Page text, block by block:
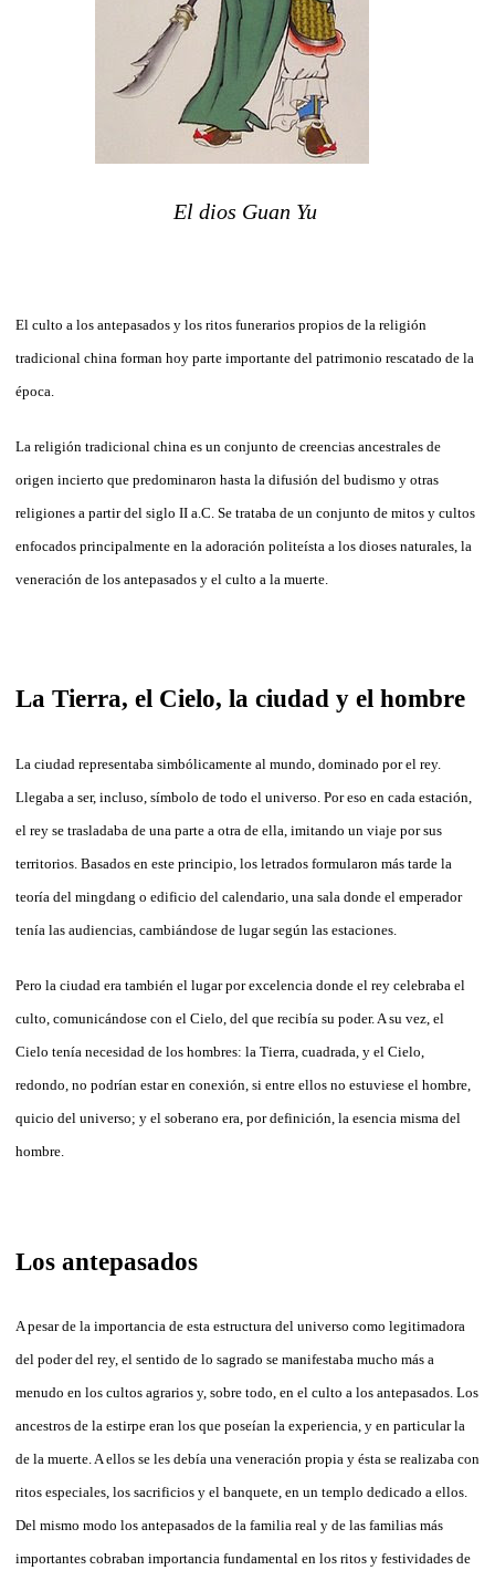
El dios Guan Yu
El culto a los antepasados y los ritos funerarios propios de la religión
tradicional china forman hoy parte importante del patrimonio rescatado de la
época.
La religión tradicional china es un conjunto de creencias ancestrales de
origen incierto que predominaron hasta la difusión del budismo y otras
religiones a partirdel siglo II a.C. Se trataba de un conjunto de mitos y cultos
enfocados principalmente en la adoración politeísta a los dioses naturales, la
veneración de los antepasados y el culto a la muerte.
La Tierra, el Cielo, la ciudad y el hombre
La ciudad representaba simbólicamente al mundo, dominado por el rey.
Llegaba a ser, incluso, símbolo de todo el universo. Por eso en cada estación,
el rey se trasladaba de una parte a otra de ella , imitando un viaje por sus
territorios. Basados en este principio, los letrados formularon más tarde la
teoría del mingdang o edificio del calendario, una sala donde el emperador
tenía las audiencias, cambiándose de lugar según las estaciones.
Pero la ciudad era también el lugar por excelencia donde el rey celebraba el
culto, comunicándose con el Cielo, del que recibía su poder. A su vez, el
Cielo tenía necesidad de los hombres: la Tierra, cuadrada, y el Cielo,
redondo, no podrían estar en conexión, si entre ellos no estuviese el hombre,
quicio del universo; y el soberano era, pordefinición, la esencia misma del
hombre.
Los antepasados
A pesarde la importancia de esta estructura del universo como legitimadora
del poderdel rey, el sentido de lo sagrado se manifestaba mucho más a
menudo en los cultos agrarios y, sobre todo, en el culto a los antepasados. Los
ancestros de la estirpe eran los que poseían la experiencia, y en particularla
de la muerte. A ellos se les debía una veneración propia y ésta se realizaba con
ritos especiales, los sacrificios y el banquete, en un templo dedicado a ellos.
Del mismo modo los antepasados de la familia real y de las familias más
importantes cobraban importancia fundamental en los ritos y festividades de